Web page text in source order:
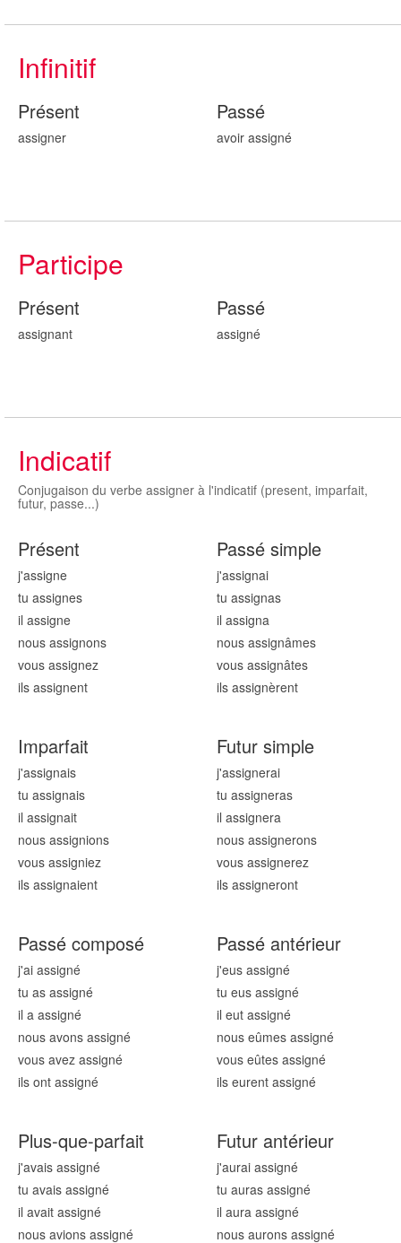
Infinitif
Présent
assigner
Passé
avoir assigné
Participe
Présent
assignant
Passé
assigné
Indicatif
Conjugaison du verbe assigner à l'indicatif (present, imparfait,
futur, passe...)
Présent
j'assigne
tu assignes
il assigne
nous assignons
vous assignez
ils assignent
Passé simple
j'assignai
tu assignas
il assigna
nous assignâmes
vous assignâtes
ils assignèrent
Imparfait
j'assignais
tu assignais
il assignait
nous assignions
vous assigniez
ils assignaient
Futur simple
j'assignerai
tu assigneras
il assignera
nous assignerons
vous assignerez
ils assigneront
Passé composé
j'ai assigné
tu as assigné
il a assigné
nous avons assigné
vous avez assigné
ils ont assigné
Passé antérieur
j'eus assigné
tu eus assigné
il eut assigné
nous eûmes assigné
vous eûtes assigné
ils eurent assigné
Plus-que-parfait
j'avais assigné
tu avais assigné
il avait assigné
nous avions assigné
Futur antérieur
j'aurai assigné
tu auras assigné
il aura assigné
nous aurons assigné